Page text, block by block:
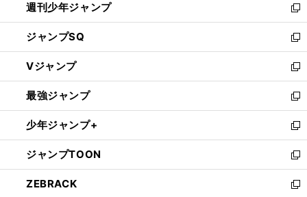
く
週刊少年ジャンプ
新
し
い
ウ
ィ
ン
ド
ウ
で
開
く
ジャンプSQ
新
し
い
ウ
ィ
ン
ド
ウ
で
開
く
Vジャンプ
新
し
い
ウ
ィ
ン
ド
ウ
で
最強ジャンプ
新
し
い
ウ
ィ
ン
ド
少年ジャンプ+
新
し
い
ウ
ィ
ジャンプTOON
新
し
い
ZEBRACK
新